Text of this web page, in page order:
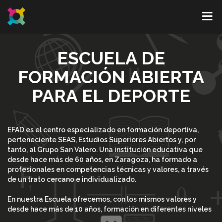
ESCUELA DE
FORMACIÓN ABIERTA
PARA EL DEPORTE
EFAD es el centro especializado en formación deportiva,
perteneciente SEAS, Estudios Superiores Abiertos y, por
tanto, al Grupo San Valero. Una institución educativa que
desde hace más de 60 años, en Zaragoza, ha formado a
profesionales en competencias técnicas y valores, a través
de un trato cercano e individualizado.
En nuestra Escuela ofrecemos, con los mismos valores y
desde hace más de 10 años, formación en diferentes niveles
académicos (desde cursos especializados a másteres) en